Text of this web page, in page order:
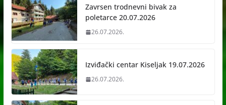
Zavrsen trodnevni bivak za
poletarce 20.07.2026
26.07.2026.
Izviđački centar Kiseljak 19.07.2026
26.07.2026.